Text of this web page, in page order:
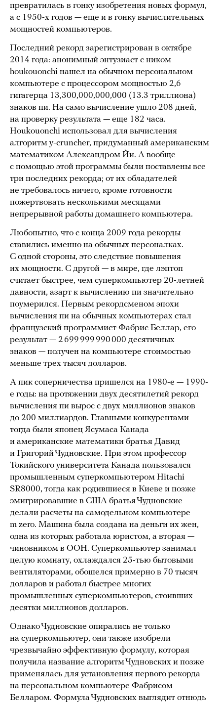
превратилась в гонку изобретения новых формул,
а с 1950-х годов — еще и в гонку вычислительных
мощностей компьютеров.
Последний рекорд зарегистрирован в октябре
2014 года: анонимный энтузиаст с ником
houkouonchi нашел на обычном персональном
компьютере с процессором мощностью 2,6
гигагерца 13,300,000,000,000 (13.3 триллиона)
знаков пи. На само вычисление ушло 208 дней,
на проверку результата — еще 182 часа.
Houkouonchi использовал для вычисления
алгоритм y-cruncher, придуманный американским
математиком Александром Йи. А вообще
с помощью этой программы были поставлены все
три последних рекорда; от их обладателей
не требовалось ничего, кроме готовности
пожертвовать несколькими месяцами
непрерывной работы домашнего компьютера.
Любопытно, что с конца 2009 года рекорды
ставились именно на обычных персоналках.
С одной стороны, это следствие повышения
их мощности. С другой — в мире, где лэптоп
считает быстрее, чем суперкомпьютер 20-летней
давности, азарт к вычислению пи значительно
поумерился. Первым рекордсменом эпохи
вычисления пи на обычных компьютерах стал
французский программист Фабрис Беллар, его
результат — 2 699 999 990 000 десятичных
знаков — получен на компьютере стоимостью
меньше трех тысяч долларов.
А пик соперничества пришелся на 1980-е — 1990-
е годы: на протяжении двух десятилетий рекорд
вычисления пи вырос с двух миллионов знаков
до 200 миллиардов. Главными конкурентами
тогда были японец Ясумаса Канада
и американские математики братья Давид
и Григорий Чудновские. При этом профессор
Токийского университета Канада пользовался
промышленным суперкомпьютером Hitachi
SR8000, тогда как родившиеся в Киеве и позже
эмигрировавшие в США братья Чудновские
делали расчеты на самодельном компьютере
m zero. Машина была создана на деньги их жен,
одна из которых работала юристом, а вторая —
чиновником в ООН. Суперкомпьютер занимал
целую комнату, охлаждался 25-тью бытовыми
вентиляторами, обошелся примерно в 70 тысяч
долларов и работал быстрее многих
промышленных суперкомпьютеров, стоивших
десятки миллионов долларов.
Однако Чудновские опирались не только
на суперкомпьютер, они также изобрели
чрезвычайно эффективную формулу, которая
получила название алгоритм Чудновских и позже
применялась для установления первого рекорда
на персональном компьютере Фабрисом
Белларом. Формула Чудновских выглядит отнюдь